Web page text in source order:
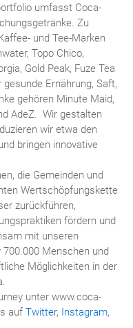
umfasst Coca-
Zu
und Tee-Marken
Topo Chico,
Gold Peak, Fuze Tea
Ernährung, Saft,
gehören Minute Maid,
AdeZ. Wir gestalten
wir etwa den
bringen innovative
die Gemeinden und
Wertschöpfungskette
zurückführen,
fördern und
mit unseren
Menschen und
Möglichkeiten in der
unter www.coca-
auf Twitter, Instagram,